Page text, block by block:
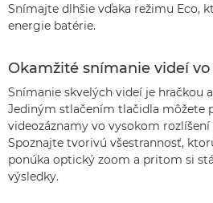
Snímajte dlhšie vďaka režimu Eco,
energie batérie.
Okamžité snímanie videí
Snímanie skvelých videí je hračkou
Jediným stlačením tlačidla môžete
videozáznamy vo vysokom
Spoznajte tvorivú všestrannosť,
ponúka optický zoom a pritom si
výsledky.